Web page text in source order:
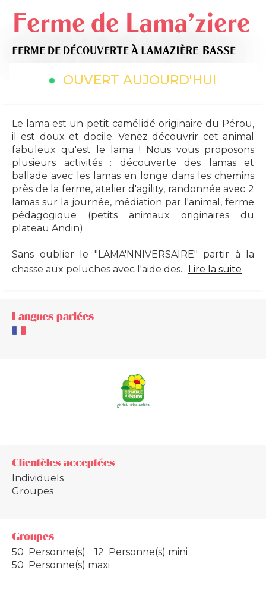
Ferme de Lama'ziere
FERME DE DÉCOUVERTE À LAMAZIÈRE-BASSE
OUVERT AUJOURD'HUI
Le lama est un petit camélidé originaire du Pérou,
il est doux et docile. Venez découvrir cet animal
fabuleux qu'est le lama ! Nous vous proposons
plusieurs activités : découverte des lamas et
ballade avec les lamas en longe dans les chemins
près de la ferme, atelier d'agility, randonnée avec 2
lamas sur la journée, médiation par l'animal, ferme
pédagogique (petits animaux originaires du
plateau Andin).
Sans oublier le "LAMA'NNIVERSAIRE" partir à la
chasse aux peluches avec l'aide des... Lire la suite
Langues parlées
Clientèles acceptées
Individuels
Groupes
Groupes
50 Personne(s)
12 Personne(s) mini
50 Personne(s) maxi